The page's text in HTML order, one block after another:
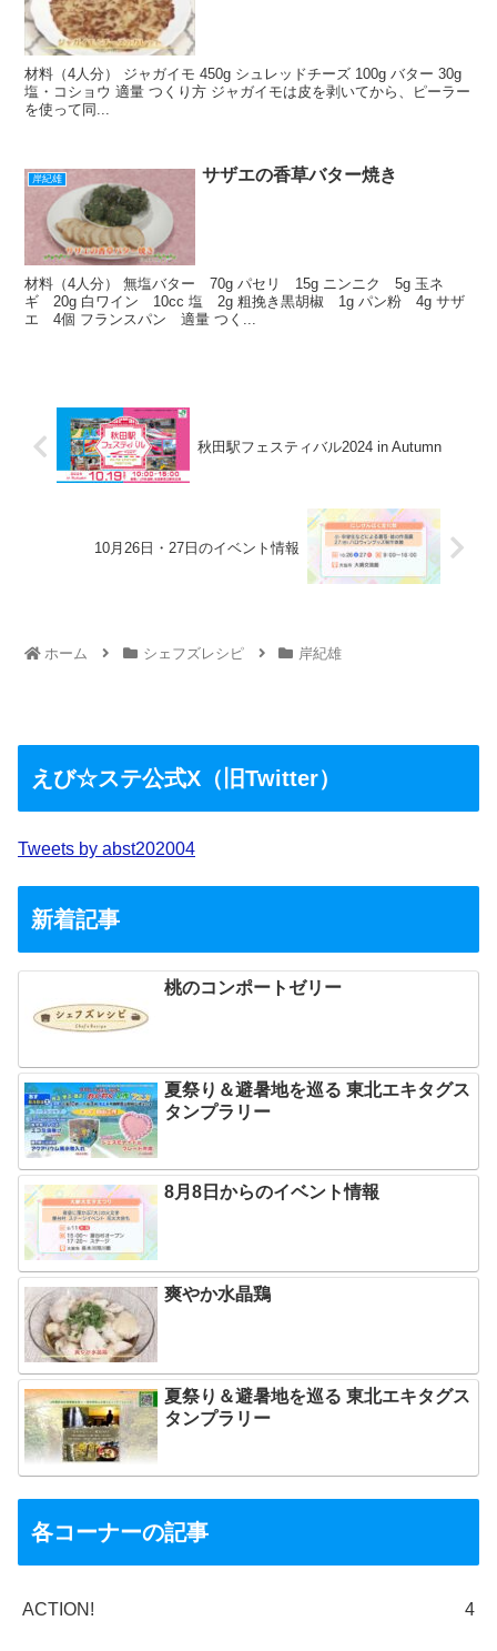
材料（4人分） ジャガイモ 450g シュレッドチーズ 100g バター 30g
塩・コショウ 適量 つくり方 ジャガイモは皮を剥いてから、ピーラー
を使って同...
岸紀雄 サザエの香草バター焼き
材料（4人分） 無塩バター 70g パセリ 15g ニンニク 5g 玉ネ
ギ 20g 白ワイン 10cc 塩 2g 粗挽き黒胡椒 1g パン粉 4g サザ
エ 4個 フランスパン 適量 つく...
秋田駅フェスティバル2024 in Autumn
10月26日・27日のイベント情報
ホーム シェフズレシピ 岸紀雄
えび☆ステ公式X（旧Twitter）
Tweets by abst202004
新着記事
桃のコンポートゼリー
夏祭り＆避暑地を巡る 東北エキタグス
タンプラリー
8月8日からのイベント情報
爽やか水晶鶏
夏祭り＆避暑地を巡る 東北エキタグス
タンプラリー
各コーナーの記事
ACTION! 4